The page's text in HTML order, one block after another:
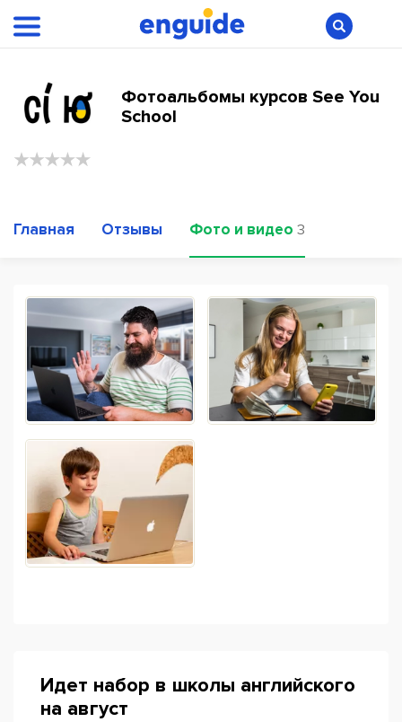
Фотоальбомы курсов See You
School
Главная Отзывы Фото и видео 3
Идет набор в школы английского
на август